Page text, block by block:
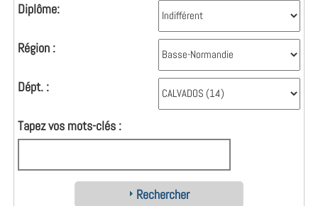
Diplôme:
Région :
Dépt. :
Tapez vos mots-clés :
Rechercher